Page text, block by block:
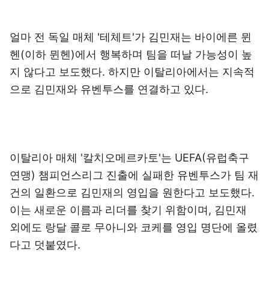
얼마 전 독일 매체 '테체트'가 김민재는 바이에른 뮌
헨(이하 뮌헨)에서 행복하며 팀을 떠날 가능성이 높
지 않다고 보도했다. 하지만 이탈리아에서는 지속적
으로 김민재와 유벤투스를 연결하고 있다.
이탈리아 매체 '칼치오메르카토'는 UEFA(유럽축구
연맹) 챔피언스리그 진출에 실패한 유벤투스가 팀 재
건의 일환으로 김민재의 영입을 원한다고 보도했다.
이는 새로운 이름과 리더를 찾기 위함이며, 김민재
외에도 랑달 콜로 무아니와 코케를 영입 명단에 올렸
다고 덧붙였다.